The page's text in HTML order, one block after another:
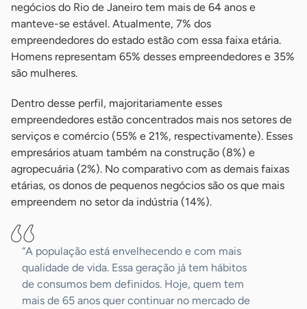
negócios do Rio de Janeiro tem mais de 64 anos e
manteve-se estável. Atualmente, 7% dos
empreendedores do estado estão com essa faixa etária.
Homens representam 65% desses empreendedores e 35%
são mulheres.
Dentro desse perfil, majoritariamente esses
empreendedores estão concentrados mais nos setores de
serviços e comércio (55% e 21%, respectivamente). Esses
empresários atuam também na construção (8%) e
agropecuária (2%). No comparativo com as demais faixas
etárias, os donos de pequenos negócios são os que mais
empreendem no setor da indústria (14%).
“A população está envelhecendo e com mais
qualidade de vida. Essa geração já tem hábitos
de consumos bem definidos. Hoje, quem tem
mais de 65 anos quer continuar no mercado de